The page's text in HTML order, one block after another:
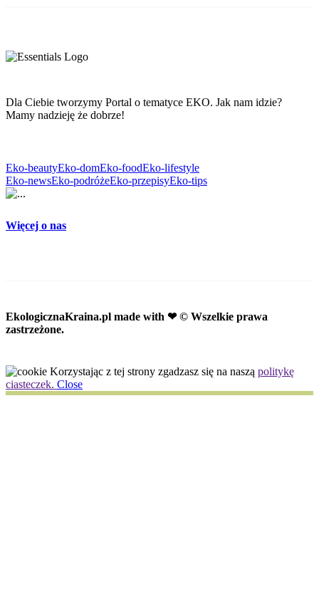
Dla Ciebie tworzymy Portal o tematyce EKO. Jak nam idzie?
Mamy nadzieję że dobrze!
Eko-beautyEko-domEko-foodEko-lifestyle
Eko-newsEko-podróżeEko-przepisyEko-tips
Więcej o nas
EkologicznaKraina.pl made with ❤ © Wszelkie prawa
zastrzeżone.
Korzystając z tej strony zgadzasz się na naszą politykę
ciasteczek. Close